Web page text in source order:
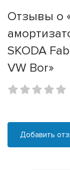
Отзывы о
SKODA
VW Bor»
Добавить